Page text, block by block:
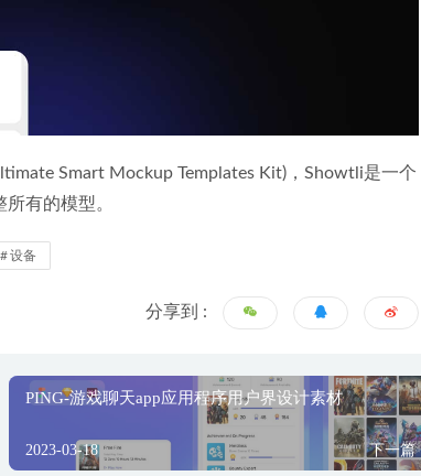
Smart Mockup Templates Kit)，Showtli是一个
有的模型。
设备
分享到 :
PING-游戏聊天app应用程序用户界设计素材
2023-03-18 下一篇